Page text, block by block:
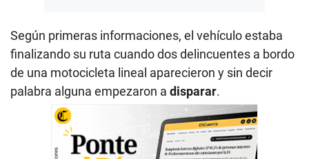
Según primeras informaciones, el vehículo estaba
finalizando su ruta cuando dos delincuentes a bordo
de una motocicleta lineal aparecieron y sin decir
palabra alguna empezaron a disparar.